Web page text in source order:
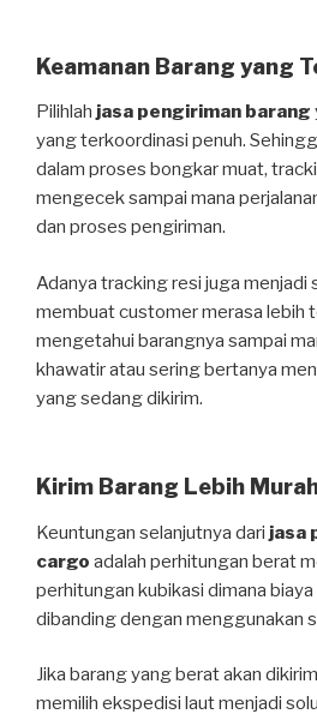
Keamanan Barang yang
Pilihlah jasa pengiriman barang
yang terkoordinasi penuh.
dalam proses bongkar muat,
mengecek sampai mana
dan proses pengiriman.
Adanya tracking resi juga menjadi
membuat customer merasa lebih
mengetahui barangnya sampai
khawatir atau sering bertanya
yang sedang dikirim.
Kirim Barang Lebih
Keuntungan selanjutnya dari jasa
cargo adalah perhitungan berat
perhitungan kubikasi dimana biaya
dibanding dengan menggunakan
Jika barang yang berat akan
memilih ekspedisi laut menjadi